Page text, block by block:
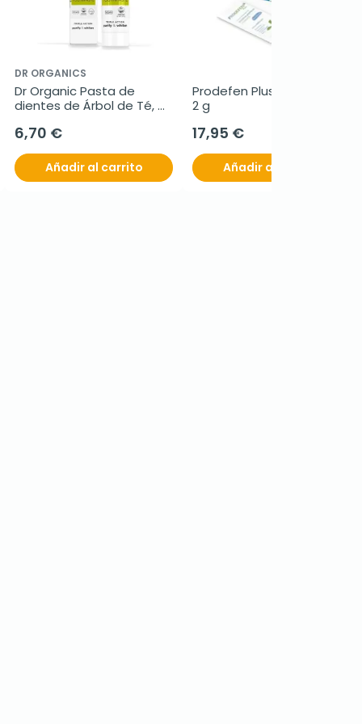
DR ORGANICS
Dr Organic Pasta de
dientes de Árbol de Té,
6,70 €
Añadir al carrito
Prodefen Plus, 20 sobres
2 g
17,95 €
Añadir al carrito